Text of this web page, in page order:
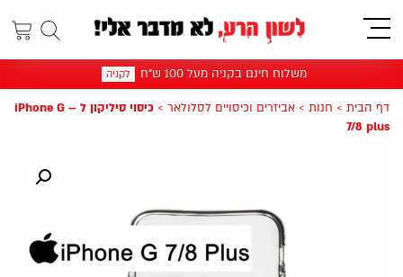
תפריט
משלוח חינם בקניה מעל 100 ש"ח לקניה
דף הבית > חנות > אביזרים וכיסויים לסלולאר >
כיסוי סיליקון ל – iPhone G
7/8 plus